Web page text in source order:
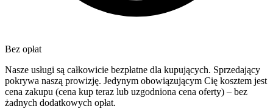
Bez opłat
Nasze usługi są całkowicie bezpłatne dla kupujących. Sprzedający
pokrywa naszą prowizję. Jedynym obowiązującym Cię kosztem jest
cena zakupu (cena kup teraz lub uzgodniona cena oferty) – bez
żadnych dodatkowych opłat.